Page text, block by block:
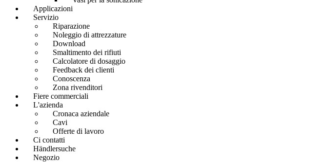
Applicazioni
Servizio
Riparazione
Noleggio di attrezzature
Download
Smaltimento dei rifiuti
Calcolatore di dosaggio
Feedback dei clienti
Conoscenza
Zona rivenditori
Fiere commerciali
L'azienda
Cronaca aziendale
Cavi
Offerte di lavoro
Ci contatti
Händlersuche
Negozio